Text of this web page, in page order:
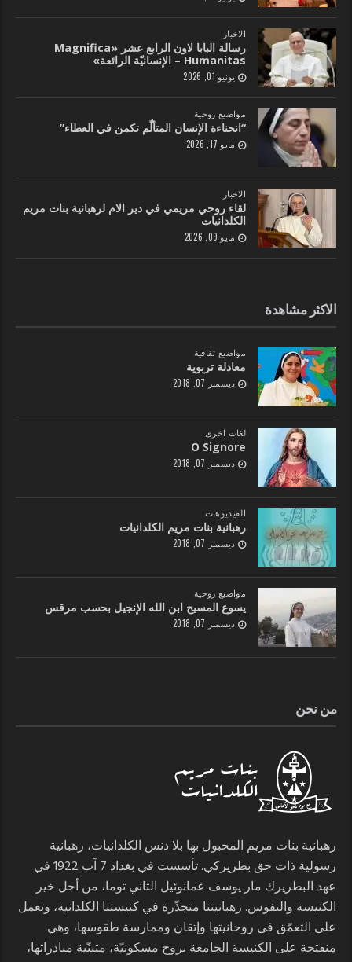
الاخبار
رسالة البابا لاون الرابع عشر «Magnifica
Humanitas – الإنسانيّة الرائعة»
يونيو 01, 2026
مواضيع روحية
“انحناءة الإنسان المتألّم تكمن في العطاء”
مايو 17, 2026
الاخبار
لقاء روحي مريمي في دير الام لرهبانية بنات مريم
الكلدانيات
مايو 09, 2026
الاكثر مشاهدة
مواضيع ثقافية
معادلة تربوية
ديسمبر 07, 2018
لغات اخرى
O Signore
ديسمبر 07, 2018
الفيديوهات
رهبانية بنات مريم الكلدانيات
ديسمبر 07, 2018
مواضيع روحية
يسوع المسيح ابن الله الإنجيل بحسب مرقس
ديسمبر 07, 2018
من نحن
رهبانية بنات مريم المحبول بها بلا دنس الكلدانيات، رهبانية
رسولية ذات حق بطريركي. تأسست في بغداد 7 آب 1922 في
عهد البطريرك مار يوسف عمانوئيل الثاني توما، من أجل خير
الكنيسة والنفوس. رهبانيتنا متجذّرة في كنيستنا الكلدانية، وتعمل
على التعمّق في روحانيتها وإتقان وممارسة طقوسها، وهي
منفتحة على الكنيسة الجامعة بروح مسكونيّة، متبنّية مبادراتها،